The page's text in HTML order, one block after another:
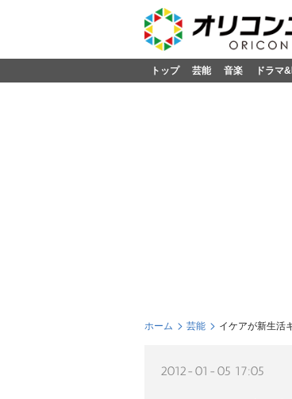
トップ 芸能 音楽 ドラマ
ホーム 芸能 イケアが新生活
2012-01-05 17:05